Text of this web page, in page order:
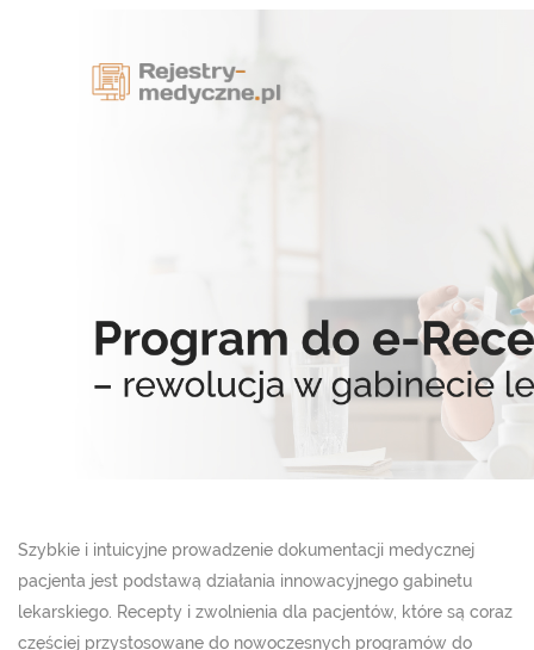
Szybkie i intuicyjne prowadzenie dokumentacji medycznej
pacjenta jest podstawą działania innowacyjnego gabinetu
lekarskiego. Recepty i zwolnienia dla pacjentów, które są coraz
częściej przystosowane do nowoczesnych programów do